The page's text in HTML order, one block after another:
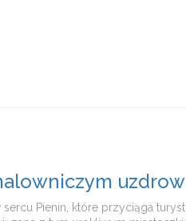
Pienin, które przyciąga